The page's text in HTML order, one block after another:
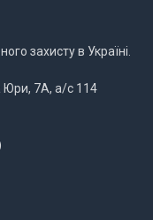
захисту в Україні.
Юри, 7А, а/с 114